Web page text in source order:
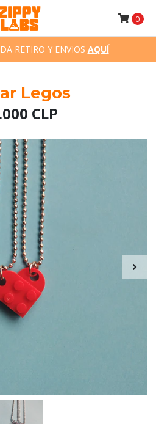
RETIRO Y ENVIOS AQUÍ
0
Legos
CLP